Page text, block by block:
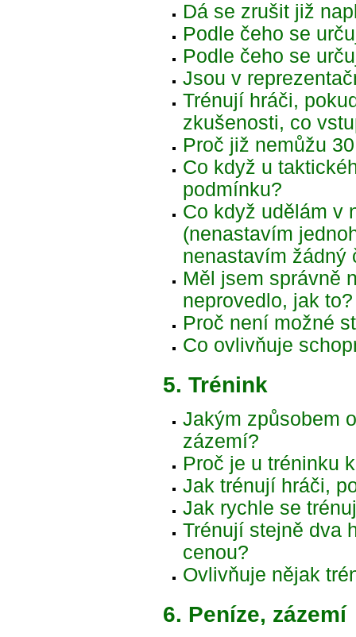
Dá se zrušit již
Podle čeho se
Podle čeho se
Jsou v
Trénují hráči,
zkušenosti, co
Proč již nemůžu
Co když u
podmínku?
Co když udělám v
(nenastavím
nenastavím žádný
Měl jsem správně
neprovedlo, jak to?
Proč není možné
Co ovlivňuje
5. Trénink
Jakým způsobem
zázemí?
Proč je u tréninku
Jak trénují hráči,
Jak rychle se
Trénují stejně dva
cenou?
Ovlivňuje nějak
6. Peníze, zázemí